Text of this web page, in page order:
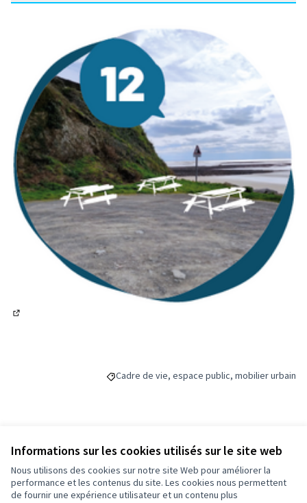
Informations sur les cookies utilisés sur le site web
Nous utilisons des cookies sur notre site Web pour améliorer la
performance et les contenus du site. Les cookies nous permettent
de fournir une expérience utilisateur et un contenu plus
Filtrer les résultats de la catégorie : Cadre
Cadre de vie, espace public, mobilier urbain
Budget
5 000 €